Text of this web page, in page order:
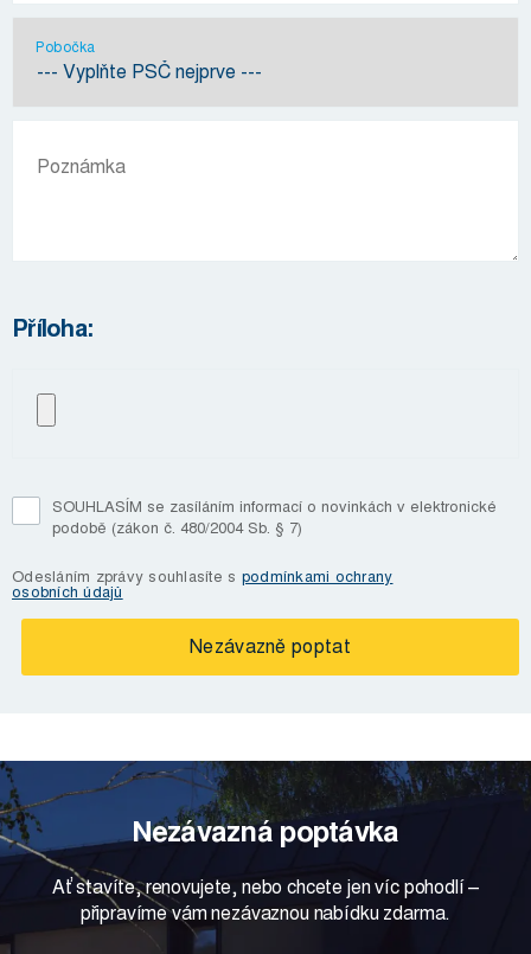
Pobočka
Příloha:
SOUHLASÍM se zasíláním informací o novinkách v elektronické
podobě (zákon č. 480/2004 Sb. § 7)
Odesláním zprávy souhlasíte s podmínkami ochrany
osobních údajů
Nezávazná poptávka
Ať stavíte, renovujete, nebo chcete jen víc pohodlí –
připravíme vám nezávaznou nabídku zdarma.